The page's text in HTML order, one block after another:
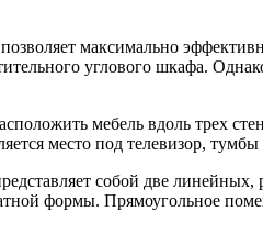
максимально
углового шкафа.
мебель вдоль трех
место под телевизор,
собой две
формы. Прямоугольное